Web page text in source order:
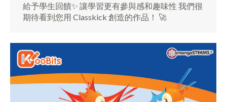
給予學生回饋✨ 讓學習更有參與感和趣味性 我們很
期待看到您用 Classkick 創造的作品！ 🚀